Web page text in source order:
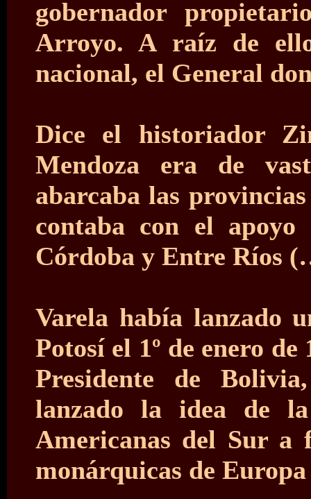
gobernador
Arroyo. A raíz de
nacional, el General
Dice el historiador
Mendoza era de
abarcaba las
contaba con el
Córdoba y Entre Ríos
Varela había lanzado
Potosí el 1º de enero
Presidente de
lanzado la idea de
Americanas del Sur a
monárquicas de